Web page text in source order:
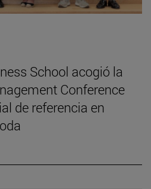
School acogió la
Conference
de referencia en